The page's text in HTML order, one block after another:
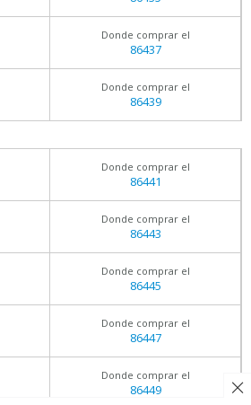
Donde comprar el
86437
Donde comprar el
86439
Donde comprar el
86441
Donde comprar el
86443
Donde comprar el
86445
Donde comprar el
86447
Donde comprar el
86449